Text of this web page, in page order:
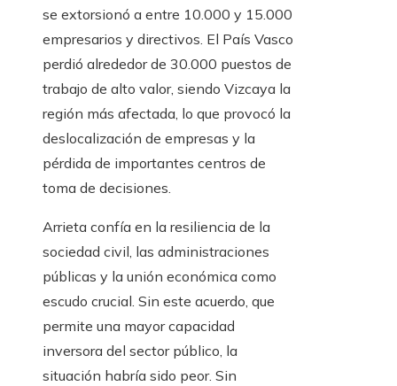
se extorsionó a entre 10.000 y 15.000
empresarios y directivos. El País Vasco
perdió alrededor de 30.000 puestos de
trabajo de alto valor, siendo Vizcaya la
región más afectada, lo que provocó la
deslocalización de empresas y la
pérdida de importantes centros de
toma de decisiones.
Arrieta confía en la resiliencia de la
sociedad civil, las administraciones
públicas y la unión económica como
escudo crucial. Sin este acuerdo, que
permite una mayor capacidad
inversora del sector público, la
situación habría sido peor. Sin